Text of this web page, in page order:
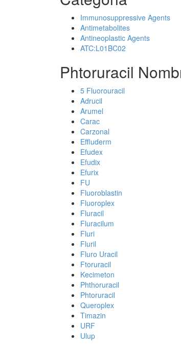
Immunosuppressive Agents
Antimetabolites
Antineoplastic Agents
ATC:L01BC02
Phtoruracil
5 Fluorouracil
Adrucil
Arumel
Carac
Carzonal
Effluderm
Efudex
Efudix
Efurix
FU
Fluoroblastin
Fluoroplex
Fluracil
Fluracilum
Fluri
Fluril
Fluro Uracil
Ftoruracil
Kecimeton
Phthoruracil
Phtoruracil
Queroplex
Timazin
URF
Ulup